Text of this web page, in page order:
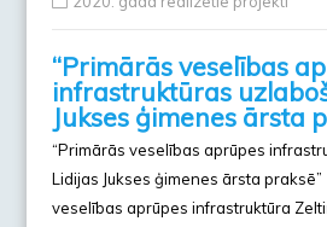
“Primārās veselības
infrastruktūras
Jukses ģimenes ārsta
“Primārās veselības aprūpes
Lidijas Jukses ģimenes ārsta
veselības aprūpes infrastruktūra